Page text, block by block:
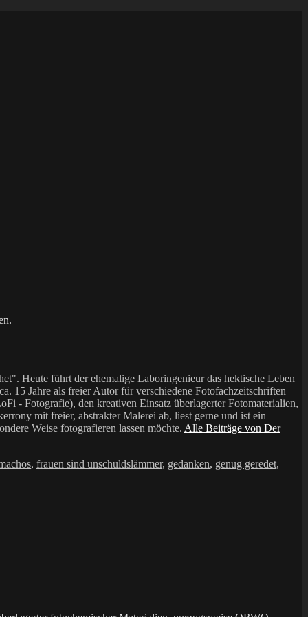
Heute führt der ehemalige Laboringenieur das hektische Leben
15 Jahre als freier Autor für verschiedene Fotofachzeitschriften
- Fotografie), den kreativen Einsatz überlagerter Fotomaterialien,
mit freier, abstrakter Malerei ab, liest gerne und ist ein
Weise fotografieren lassen möchte. Alle Beiträge von Der
, frauen sind unschuldslämmer, gedanken, genug geredet,